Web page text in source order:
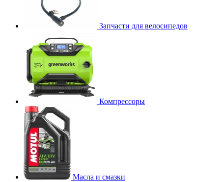
Запчасти для велосипедов
Компрессоры
Масла и смазки